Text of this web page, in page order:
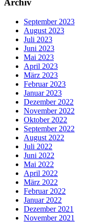
Archiv
September 2023
August 2023
Juli 2023
Juni 2023
Mai 2023
April 2023
März 2023
Februar 2023
Januar 2023
Dezember 2022
November 2022
Oktober 2022
September 2022
August 2022
Juli 2022
Juni 2022
Mai 2022
April 2022
März 2022
Februar 2022
Januar 2022
Dezember 2021
November 2021